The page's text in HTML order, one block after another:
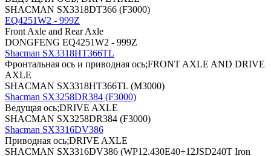
SHACMAN SX3318DT366 (F3000)
EQ4251W2 - 999Z
Front Axle and Rear Axle
DONGFENG EQ4251W2 - 999Z
Shacman SX3318HT366TL
Фронтальная ось и приводная ось;FRONT AXLE AND DRIVE
AXLE
SHACMAN SX3318HT366TL (M3000)
Shacman SX3258DR384 (F3000)
Ведущая ось;DRIVE AXLE
SHACMAN SX3258DR384 (F3000)
Shacman SX3316DV386
Приводная ось;DRIVE AXLE
SHACMAN SX3316DV386 (WP12.430E40+12JSD240T Iron